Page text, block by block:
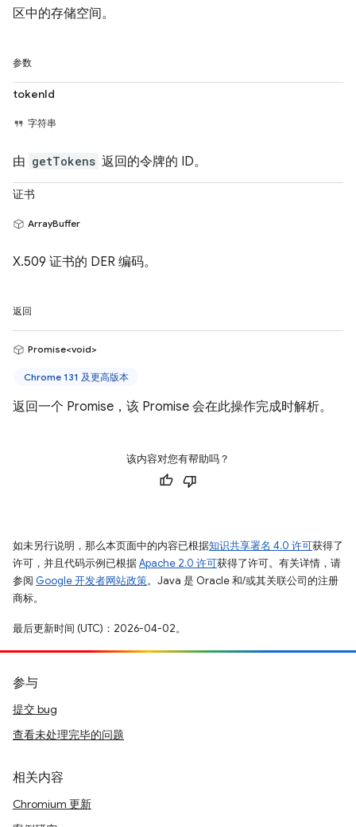
区中的存储空间。
参数
tokenId
字符串
由 getTokens 返回的令牌的 ID。
证书
ArrayBuffer
X.509 证书的 DER 编码。
返回
Promise<void>
Chrome 131 及更高版本
返回一个 Promise，该 Promise 会在此操作完成时解析。
该内容对您有帮助吗？
如未另行说明，那么本页面中的内容已根据知识共享署名 4.0 许可获得了
许可，并且代码示例已根据Apache 2.0 许可获得了许可。有关详情，请
参阅 Google 开发者网站政策。Java 是 Oracle 和/或其关联公司的注册
商标。
最后更新时间 (UTC)：2026-04-02。
参与
提交 bug
查看未处理完毕的问题
相关内容
Chromium 更新